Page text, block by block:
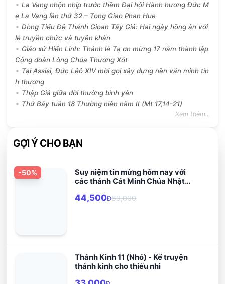
La Vang nhộn nhịp trước thềm Đại hội Hành hương Đức M
ẹ La Vang lần thứ 32 – Tong Giao Phan Hue
Dòng Tiểu Đệ Thánh Gioan Tẩy Giả: Hai ngày hồng ân với
lễ truyền chức và tuyên khấn
Giáo xứ Hiển Linh: Thánh lễ Tạ ơn mừng 17 năm thành lập
Cộng đoàn Lòng Chúa Thương Xót
Tại Assisi, Đức Lêô XIV mời gọi xây dựng nền văn minh tìn
h thương
Thập Giá giữa đời thường bình yên
Thứ Bảy tuần 18 Thường niên năm II (Mt 17,14-21)
Xem thêm...
GỢI Ý CHO BẠN
-50%
Suy niệm tin mừng hôm nay với
các thánh Cát Minh Chúa Nhật
44,500Đ89,000
Thánh Kinh 11 (Nhỏ) - Kể truyện
thánh kinh cho thiếu nhi